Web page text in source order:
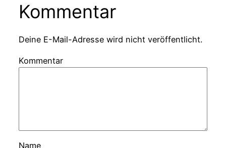
Kommentar
Deine E-Mail-Adresse wird nicht veröffentlicht.
Kommentar
Name